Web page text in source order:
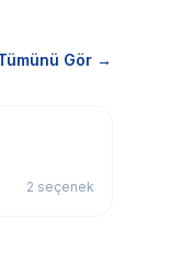
Gör →
2 seçenek